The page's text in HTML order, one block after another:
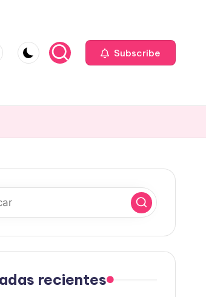
Subscribe
recientes